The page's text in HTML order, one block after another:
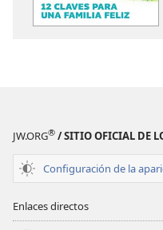
JW.ORG® / SITIO OFICIAL DE
Configuración de la
Enlaces directos